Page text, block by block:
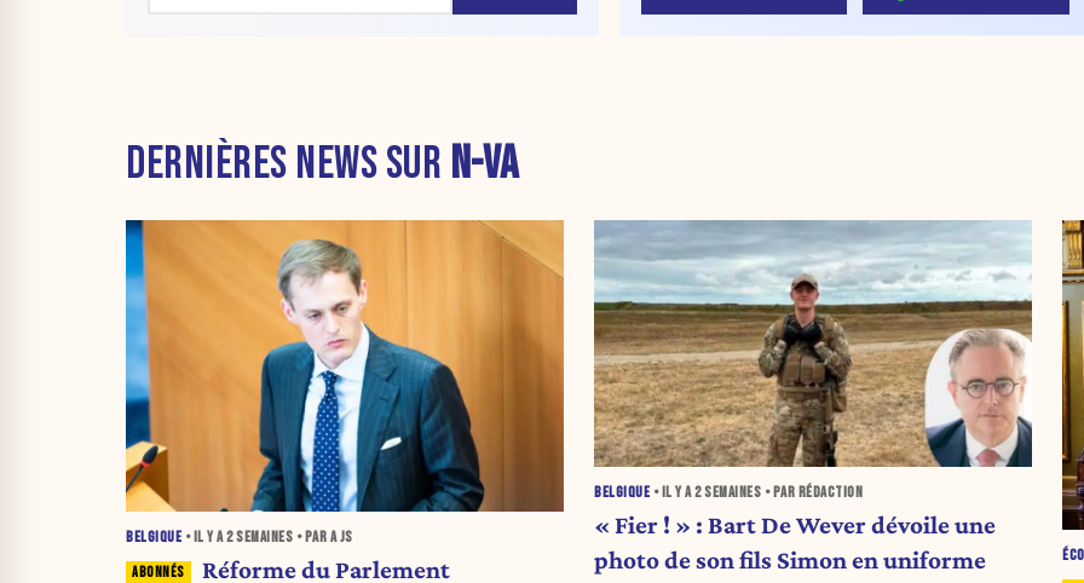
DERNIÈRES NEWS SUR N-VA
BELGIQUE • IL Y A2 SEMAINES • PAR A JS
Réforme du Parlement
BELGIQUE • IL Y A2 SEMAINES • PAR RÉDACTION
« Fier ! » : Bart De Wever dévoile une
photo de son fils Simon en uniforme